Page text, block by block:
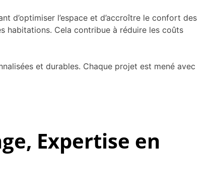
d’optimiser l’espace et d’accroître le confort des
habitations. Cela contribue à réduire les coûts
et durables. Chaque projet est mené avec
Expertise en